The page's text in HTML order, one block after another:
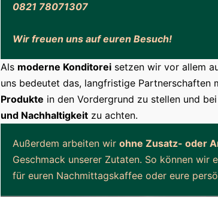
0821 78071307
Wir freuen uns auf euren Besuch!
Als moderne Konditorei setzen wir vor allem
uns bedeutet das, langfristige Partnerschaften
Produkte in den Vordergrund zu stellen und
und Nachhaltigkeit zu achten.
Außerdem arbeiten wir ohne Zusatz- oder
Geschmack unserer Zutaten. So können wir
für euren Nachmittagskaffee oder eure